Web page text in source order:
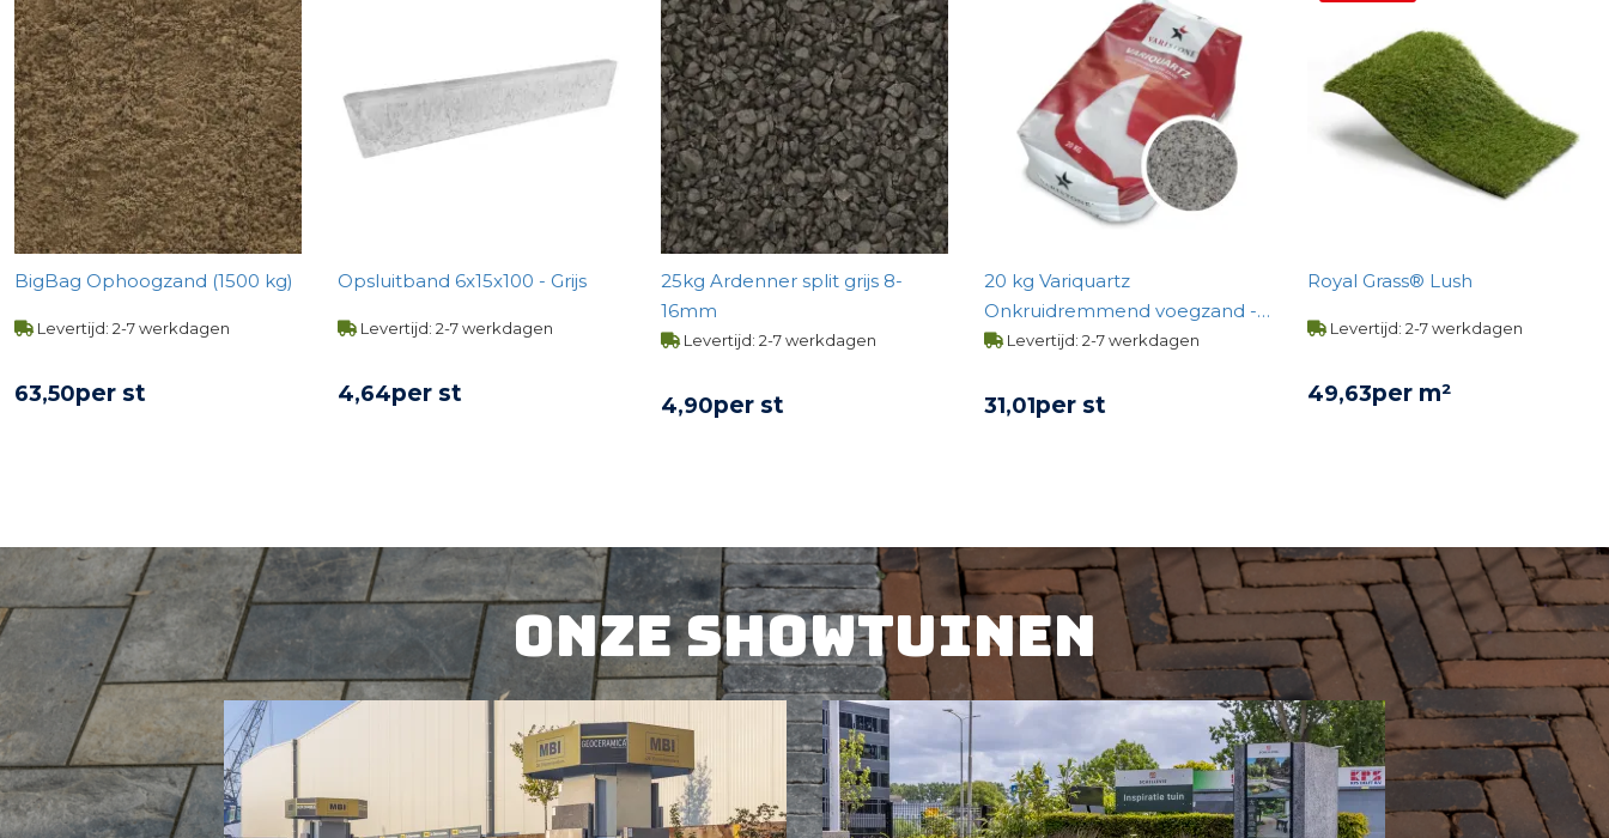
BigBag Ophoogzand (1500 kg)
Levertijd: 2-7 werkdagen
63,50per st
Opsluitband 6x15x100 - Grijs
Levertijd: 2-7 werkdagen
4,64per st
25kg Ardenner split grijs 8-
16mm
Levertijd: 2-7 werkdagen
4,90per st
20 kg Variquartz
Onkruidremmend voegzand -
Steengrijs
Levertijd: 2-7 werkdagen
31,01per st
Royal Grass® Lush
Levertijd: 2-7 werkdagen
49,63per m²
Onze showtuinen